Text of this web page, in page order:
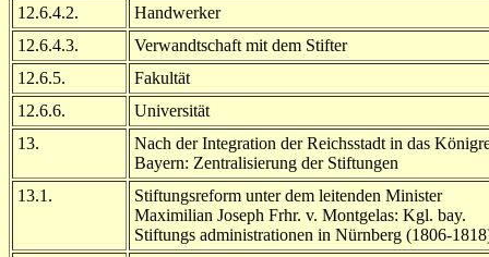
12.6.4.2.
Handwerker
12.6.4.3.
Verwandtschaft mit dem Stifter
12.6.5.
Fakultät
12.6.6.
Universität
13.
Nach der Integration der Reichsstadt in das
Bayern: Zentralisierung der Stiftungen
13.1.
Stiftungsreform unter dem leitenden Minister
Maximilian Joseph Frhr. v. Montgelas: Kgl. bay.
Stiftungs administrationen in Nürnberg (1806-